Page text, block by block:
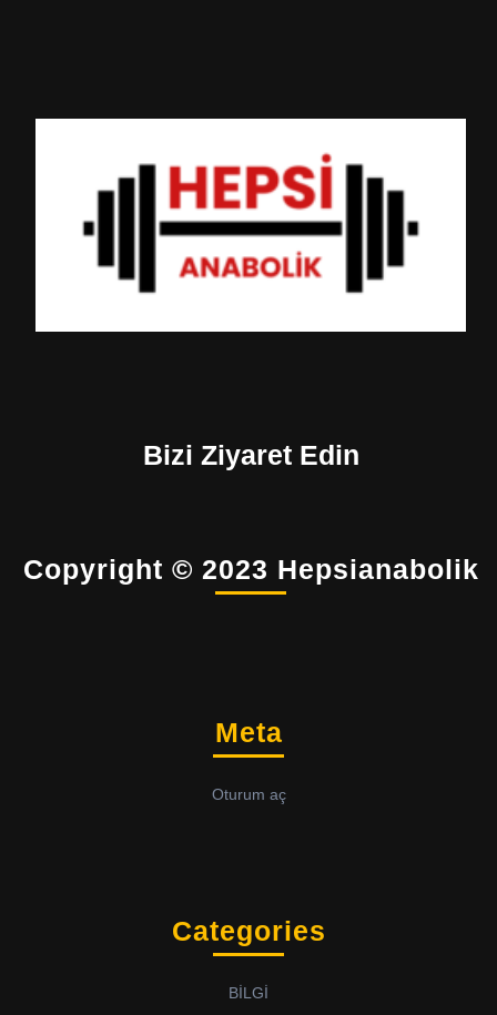
Bizi Ziyaret Edin
Copyright © 2023 Hepsianabolik
Meta
Oturum aç
Categories
BİLGİ